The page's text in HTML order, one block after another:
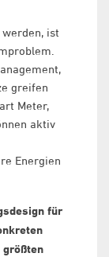
ist
greifen
Meter,
aktiv
Energien
für
größten